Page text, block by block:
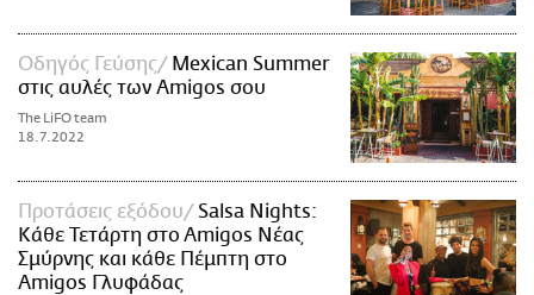
Οδηγός Γεύσης
Mexican Summer
στις αυλές των Amigos σου
The LiFO team
18.7.2022
Προτάσεις εξόδου
Salsa Nights:
Κάθε Τετάρτη στo Amigos Νέας
Σμύρνης και κάθε Πέμπτη στο
Amigos Γλυφάδας